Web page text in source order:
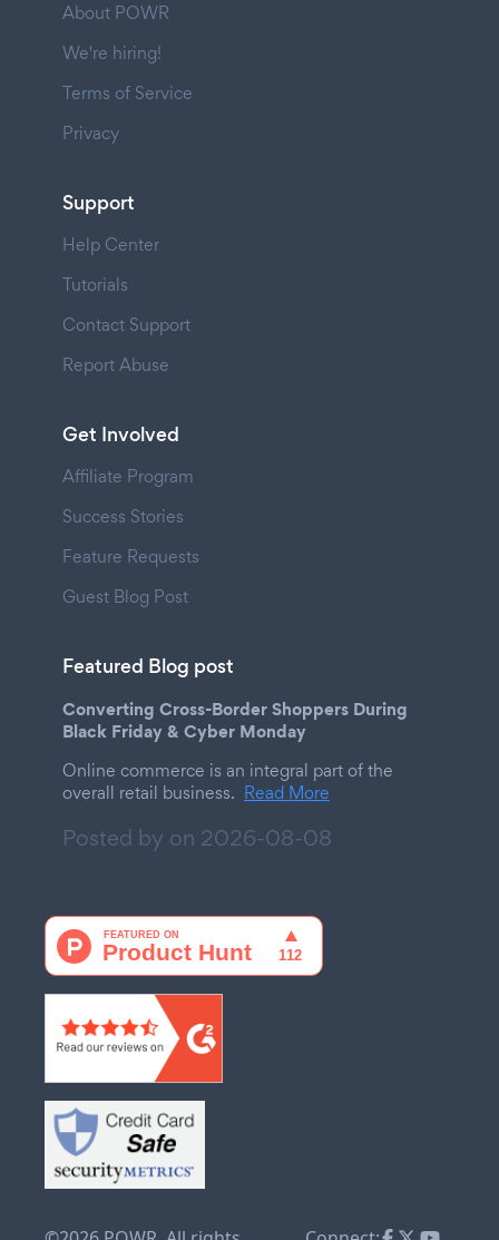
About POWR
We're hiring!
Terms of Service
Privacy
Support
Help Center
Tutorials
Contact Support
Report Abuse
Get Involved
Affiliate Program
Success Stories
Feature Requests
Guest Blog Post
Featured Blog post
Converting Cross-Border Shoppers During
Black Friday & Cyber Monday
Online commerce is an integral part of the
overall retail business. Read More
Posted by on 2026-08-08